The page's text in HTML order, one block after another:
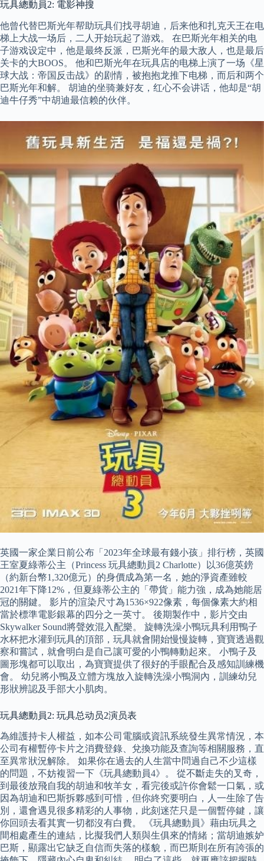
玩具總動員2: 電影神搜
他曾代替巴斯光年帮助玩具们找寻胡迪，后来他和扎克天王在电
梯上大战一场后，二人开始玩起了游戏。 在巴斯光年相关的电
子游戏设定中，他是最终反派，巴斯光年的最大敌人，也是最后
关卡的大BOOS。 他和巴斯光年在玩具店的电梯上演了一场《星
球大战：帝国反击战》的剧情，被抱抱龙推下电梯，而后和两个
巴斯光年和解。 胡迪的坐骑兼好友，红心不会讲话，他却是“胡
迪牛仔秀”中胡迪最信赖的伙伴。
英國一家企業日前公布「2023年全球最有錢小孩」排行榜，英國
王室夏綠蒂公主（Princess 玩具總動員2 Charlotte）以36億英鎊
（約新台幣1,320億元）的身價成為第一名，她的淨資產雖較
2021年下降12%，但夏綠蒂公主的「帶貨」能力強，成為她能居
冠的關鍵。 影片的渲染尺寸為1536×922像素，每個像素大約相
當於標準電影銀幕的四分之一英寸。 後期製作中，影片交由
Skywalker Sound將聲效混入配樂。 旋轉洗澡小鴨玩具利用鴨子
水杯把水灌到玩具的頂部，玩具就會開始慢慢旋轉，寶寶透過觀
察和嘗試，就會明白是自己讓可愛的小鴨轉動起來。 小鴨子及
圖形塊都可以取出，為寶寶提供了很好的手眼配合及感知訓練機
會。 幼兒將小鴨及立體方塊放入旋轉洗澡小鴨洞內，訓練幼兒
形狀辨認及手部大小肌肉。
玩具總動員2: 玩具总动员2演员表
為維護持卡人權益，如本公司電腦或資訊系統發生異常情況，本
公司有權暫停卡片之消費登錄、兌換功能及查詢等相關服務，直
至異常狀況解除。 如果你在過去的人生當中問過自己不少這樣
的問題，不妨複習一下《玩具總動員4》。 從不斷走失的叉奇，
到最後放飛自我的胡迪和牧羊女，看完後或許你會鬆一口氣，或
因為胡迪和巴斯拆夥感到可惜，但你終究要明白，人一生除了告
別，還會遇見很多精彩的人事物，此刻迷茫只是一個暫停鍵，讓
你回頭去看其實一切都沒有白費。 《玩具總動員》藉由玩具之
間相處產生的連結，比擬我們人類與生俱來的情緒；當胡迪嫉妒
巴斯，顯露出它缺乏自信而失落的樣貌，而巴斯則在所有誇張的